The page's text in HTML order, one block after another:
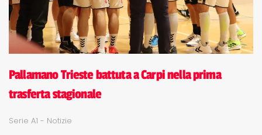
Pallamano Trieste battuta a Carpi nella prima
trasferta stagionale
Serie A1 - Notizie